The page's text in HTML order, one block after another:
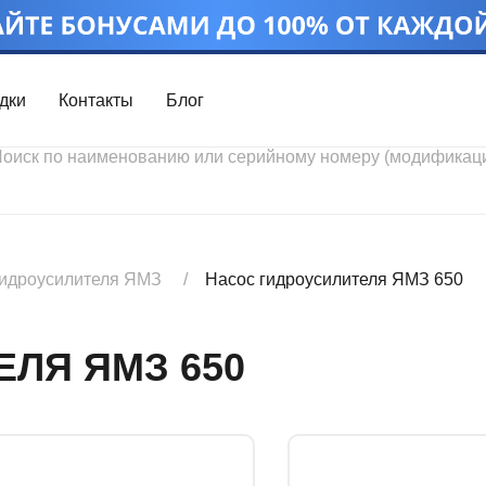
Контакты Блог
Скидки
ЯМЗ Насос гидроусилителя ЯМЗ 650
ЯМЗ 650